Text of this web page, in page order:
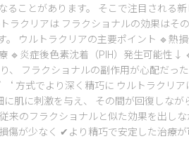
ることがあります。 そこで注目される
ラクリアは フラクショナルの効果はその
。 ウルトラクリアの主要ポイント 🔹熱
🔹炎症後色素沈着（PIH）発生可能性↓
、 フラクショナルの副作用が心配だっ
方式でより深く精巧に ウルトラクリア
に肌に刺激を与え、 その間が回復しなが
来のフラクショナルと似た効果を出し
傷が少なく ✔より精巧で安定した治療が